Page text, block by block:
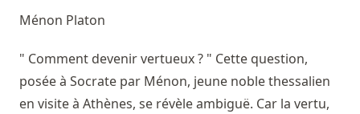
Ménon Platon
" Comment devenir vertueux ? " Cette question,
posée à Socrate par Ménon, jeune noble thessalien
en visite à Athènes, se révèle ambiguë. Car la vertu,